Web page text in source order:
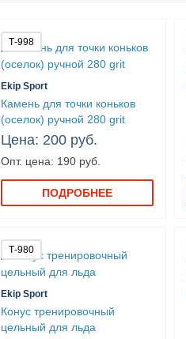
Т-998
Ekip Sport
Камень для точки коньков
(оселок) ручной 280 grit
Цена: 200 руб.
Опт. цена: 190 руб.
ПОДРОБНЕЕ
Т-980
Ekip Sport
Конус тренировочный
цельный для льда